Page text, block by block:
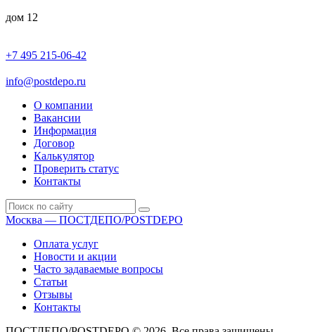
дом 12
+7 495 215-06-42
info@postdepo.ru
О компании
Вакансии
Информация
Договор
Калькулятор
Проверить статус
Контакты
Москва — ПОСТДЕПО/POSTDEPO
Оплата услуг
Новости и акции
Часто задаваемые вопросы
Статьи
Отзывы
Контакты